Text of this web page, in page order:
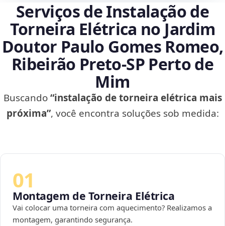
Serviços de Instalação de
Torneira Elétrica no Jardim
Doutor Paulo Gomes Romeo,
Ribeirão Preto‑SP Perto de
Mim
Buscando“instalação de torneira elétrica mais
próxima”, você encontra soluções sob medida:
01
Montagem de Torneira Elétrica
Vai colocar uma torneira com aquecimento? Realizamos a
montagem, garantindo segurança.